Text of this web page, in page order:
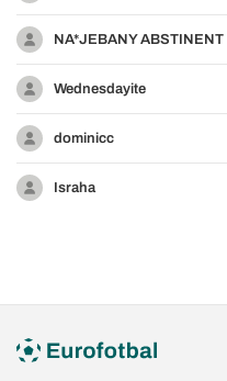
NA*JEBANY ABSTINENT
Wednesdayite
dominicc
Israha